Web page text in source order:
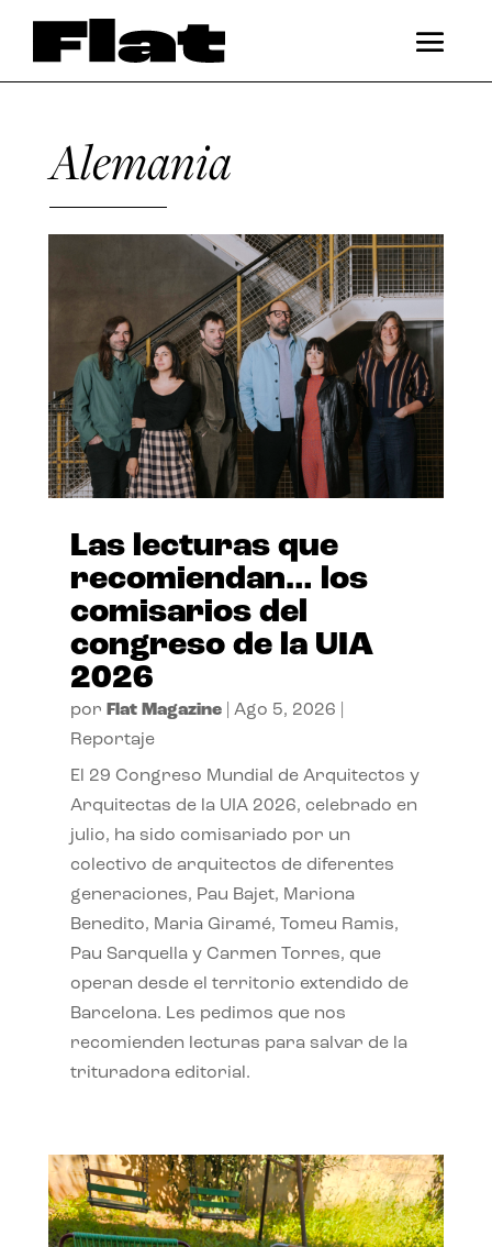
Alemania
Las lecturas que
recomiendan… los
comisarios del
congreso de la UIA
2026
por Flat Magazine| Ago 5, 2026
Reportaje
El 29 Congreso Mundial de Arquitectos y
Arquitectas de la UIA 2026, celebrado en
julio, ha sido comisariado por un
colectivo de arquitectos de diferentes
generaciones, Pau Bajet, Mariona
Benedito, Maria Giramé, Tomeu Ramis,
Pau Sarquella y Carmen Torres, que
operan desde el territorio extendido de
Barcelona. Les pedimos que nos
recomienden lecturas para salvar de la
trituradora editorial.